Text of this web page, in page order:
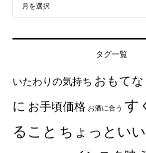
月を選択
タグ一覧
いたわりの気持ち おもてな
に お手頃価格 お酒に合う す
ること ちょっとい